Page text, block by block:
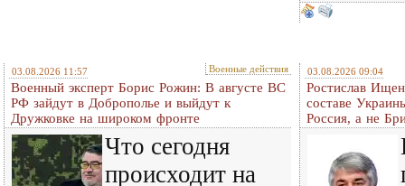
03.08.2026 11:57 Военные действия
Военный эксперт Борис Рожин: В августе ВС
РФ зайдут в Доброполье и выйдут к
Дружковке на широком фронте
Что сегодня
происходит на
03.08.2026 09:04
Ростислав
составе
Россия, а не